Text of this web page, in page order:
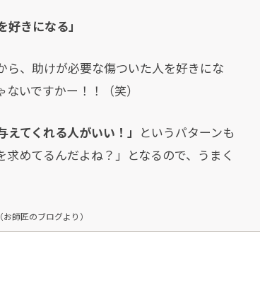
きになる」
ら、助けが必要な傷ついた人を好きにな
いですかー！！（笑）
えてくれる人がいい！」 というパターンも
めてるんだよね？」となるので、うまく
（お師匠のブログより）